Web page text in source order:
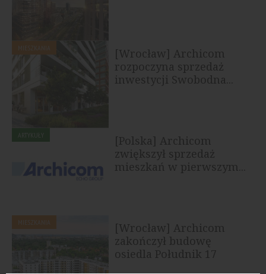
[Wrocław] Archicom
rozpoczyna sprzedaż
inwestycji Swobodna...
ARTYKUŁY
[Polska] Archicom
zwiększył sprzedaż
mieszkań w pierwszym...
[Wrocław] Archicom
zakończył budowę
osiedla Południk 17